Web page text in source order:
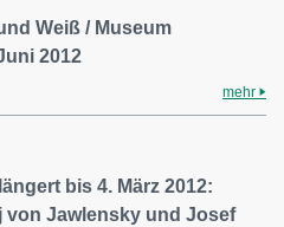
Weiß / Museum
2012
mehr
bis 4. März 2012:
Jawlensky und Josef